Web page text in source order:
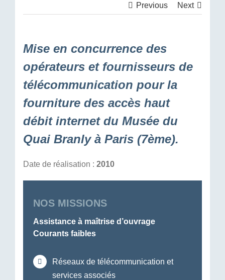
Previous Next
Mise en concurrence des
opérateurs et fournisseurs de
télécommunication pour la
fourniture des accès haut
débit internet du Musée du
Quai Branly à Paris (7ème).
Date de réalisation : 2010
NOS MISSIONS
Assistance à maîtrise d’ouvrage
Courants faibles
Réseaux de télécommunication et
services associés